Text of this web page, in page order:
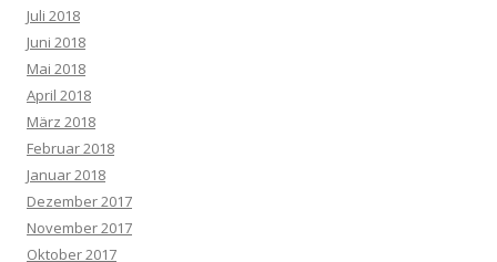
Juli 2018
Juni 2018
Mai 2018
April 2018
März 2018
Februar 2018
Januar 2018
Dezember 2017
November 2017
Oktober 2017